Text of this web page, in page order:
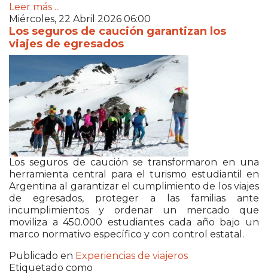
Leer más ...
Miércoles, 22 Abril 2026 06:00
Los seguros de caución garantizan los
viajes de egresados
Los seguros de caución se transformaron en una
herramienta central para el turismo estudiantil en
Argentina al garantizar el cumplimiento de los viajes
de egresados, proteger a las familias ante
incumplimientos y ordenar un mercado que
moviliza a 450.000 estudiantes cada año bajo un
marco normativo específico y con control estatal.
Publicado en Experiencias de viajeros
Etiquetado como